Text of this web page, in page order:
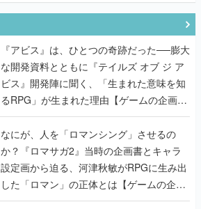
『アビス』は、ひとつの奇跡だった──膨大
な開発資料とともに『テイルズ オブ ジ ア
ビス』開発陣に聞く、「生まれた意味を知
るRPG」が生まれた理由【ゲームの企画
書】
なにが、人を「ロマンシング」させるの
か？『ロマサガ2』当時の企画書とキャラ
設定画から迫る、河津秋敏がRPGに生み出
した「ロマン」の正体とは【ゲームの企画
書】